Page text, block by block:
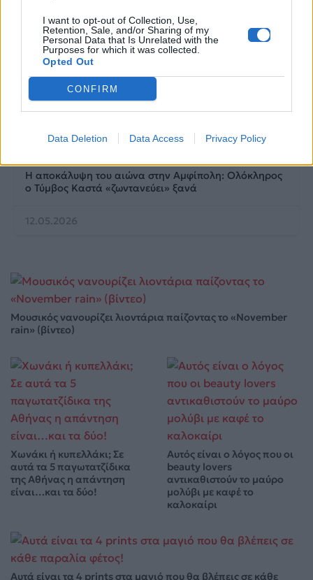
I want to opt-out of Collection, Use,
Retention, Sale, and/or Sharing of my
Personal Data that Is Unrelated with the
Purposes for which it was collected.
Opted Out
CONFIRM
Data Deletion Data Access Privacy Policy
Life
Η αποκάλυψη του αιώνα στην Αμφίπολη: Ολόκληρος
ο Τύμβος Καστά «ζωντανεύει» ξανά
12.05.2026
Μουσικός νανουρίζει λιοντάρια παίζοντας το «November
rain» (βίντεο)
Χωνάκι ή κυπελλάκι; Σε
αυτά τα 5 παγωτατζίδικα
της Αθήνας η απάντηση
είναι…και τα δύο!
Αυτός είναι ο λόγος που οι
beauty lovers
αντικαθιστούν το μαύρο
μολύβι με καφέ το
καλοκαίρι
Αυτά είναι τα 4 prints στα μαγιό που θα βλέπεις σε κάθε